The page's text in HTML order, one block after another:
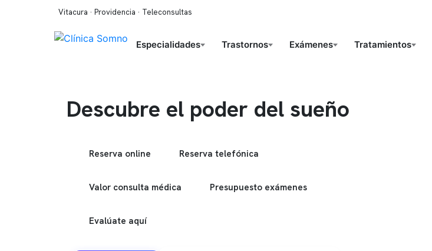
Vitacura · Providencia · Teleconsultas
Especialidades Trastornos Exámenes Tratamientos
Descubre el poder del sueño
Reserva online Reserva telefónica
Valor consulta médica Presupuesto exámenes
Evalúate aquí